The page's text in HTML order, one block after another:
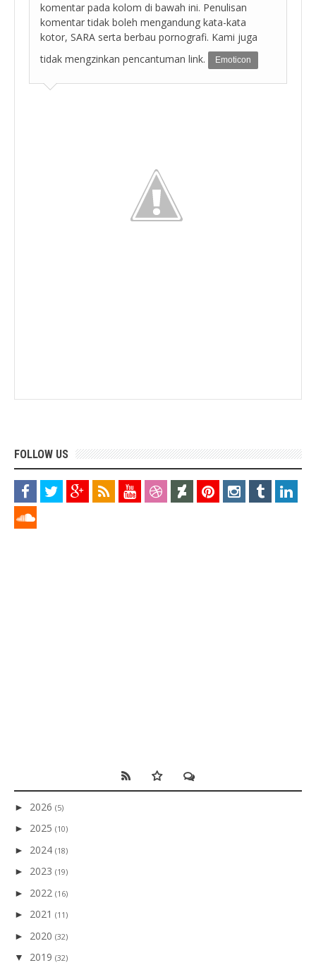
komentar pada kolom di bawah ini. Penulisan
komentar tidak boleh mengandung kata-kata
kotor, SARA serta berbau pornografi. Kami juga
tidak mengzinkan pencantuman link.
Emoticon
FOLLOW US
► 2026 (5)
► 2025 (10)
► 2024 (18)
► 2023 (19)
► 2022 (16)
► 2021 (11)
► 2020 (32)
▼ 2019 (32)